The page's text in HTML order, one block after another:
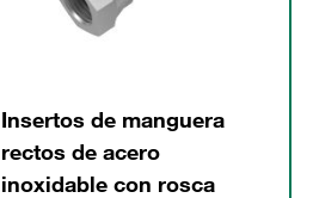
Insertos de manguera
rectos de acero
inoxidable con rosca